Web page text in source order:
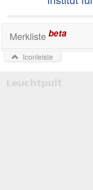
Merkliste beta
Iconleiste